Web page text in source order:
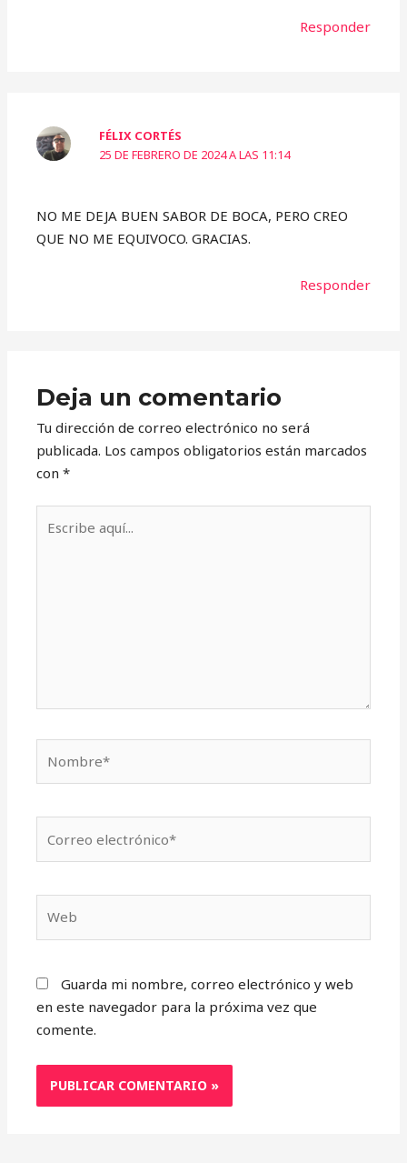
Responder
FÉLIX CORTÉS
25 DE FEBRERO DE 2024 A LAS 11:14
NO ME DEJA BUEN SABOR DE BOCA, PERO CREO
QUE NO ME EQUIVOCO. GRACIAS.
Responder
Deja un comentario
Tu dirección de correo electrónico no será
publicada. Los campos obligatorios están marcados
con*
aquí...
electrónico*
Guarda mi nombre, correo electrónico y web
en este navegador para la próxima vez que
comente.